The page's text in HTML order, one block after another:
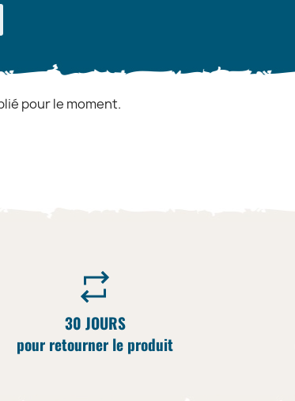
pour le moment.
30 JOURS
pour retourner le produit